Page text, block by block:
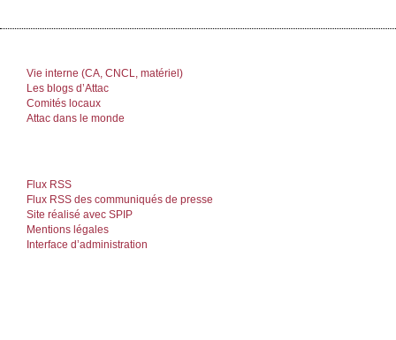
Vie interne (CA, CNCL, matériel)
Les blogs d’Attac
Comités locaux
Attac dans le monde
Flux RSS
Flux RSS des communiqués de presse
Site réalisé avec SPIP
Mentions légales
Interface d’administration